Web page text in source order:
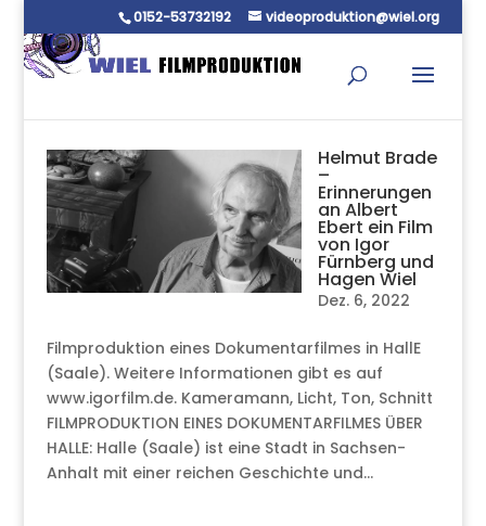
0152-53732192 videoproduktion@wiel.org
Helmut Brade
–
Erinnerungen
an Albert
Ebert ein Film
von Igor
Fürnberg und
Hagen Wiel
Dez. 6, 2022
Filmproduktion eines Dokumentarfilmes in HallE
(Saale). Weitere Informationen gibt es auf
www.igorfilm.de. Kameramann, Licht, Ton, Schnitt
FILMPRODUKTION EINES DOKUMENTARFILMES ÜBER
HALLE: Halle (Saale) ist eine Stadt in Sachsen-
Anhalt mit einer reichen Geschichte und...